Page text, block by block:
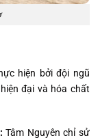
hiện bởi đội ngũ
đại và hóa chất
Tâm Nguyên chỉ sử